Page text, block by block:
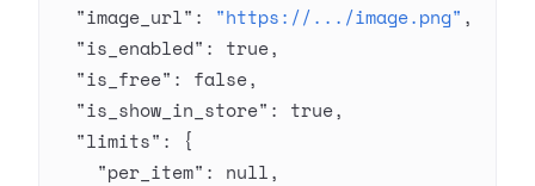
  "image_url"
: "https://.../image.png" ,
  "is_enabled"
: true,
  "is_free"
: false,
  "is_show_in_store"
: true,
  "limits"
: {
    "per_item"
: null,